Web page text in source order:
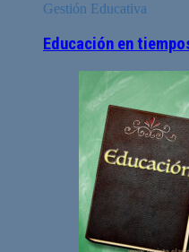
Gestión Educativa
Educación en